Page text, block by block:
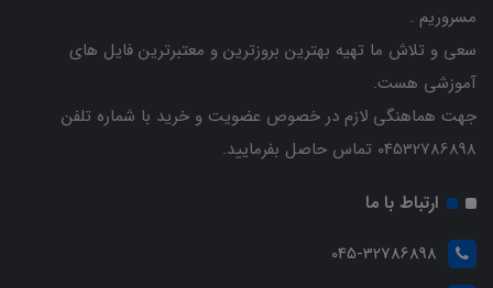
مسروریم .
سعی و تلاش ما تهیه بهترین بروزترین و معتبرترین فایل های
آموزشی هست.
جهت هماهنگی لازم در خصوص عضویت و خرید با شماره تلفن
04532786898 تماس حاصل بفرمایید.
ارتباط با ما
045-32786898